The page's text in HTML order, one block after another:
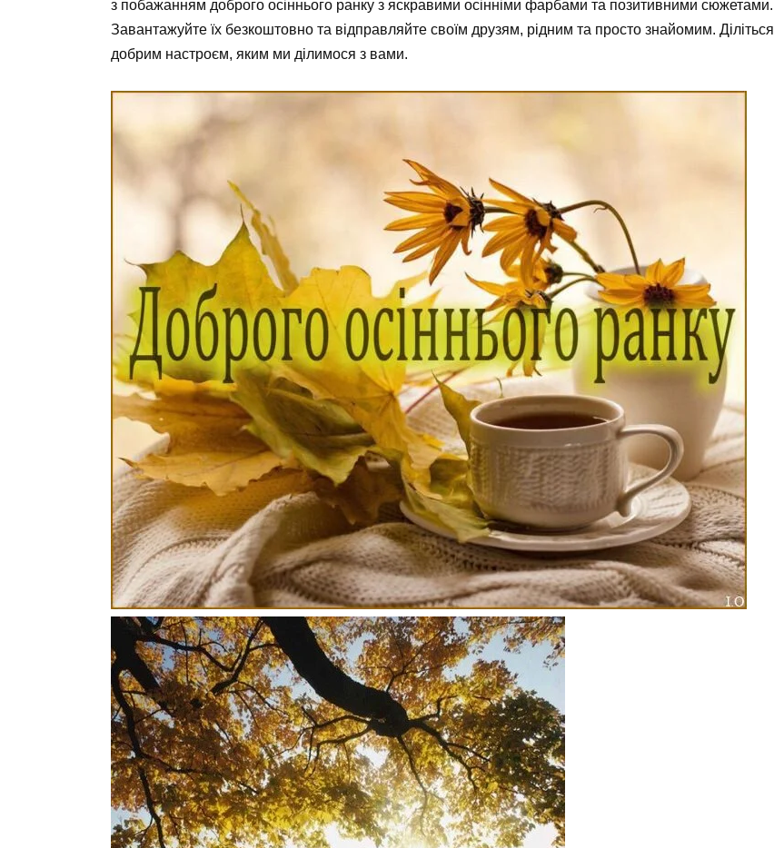
з побажанням доброго осіннього ранку з яскравими осінніми фарбами та позитивними сюжетами.
Завантажуйте їх безкоштовно та відправляйте своїм друзям, рідним та просто знайомим. Діліться
добрим настроєм, яким ми ділимося з вами.